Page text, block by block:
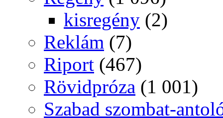
kisregény (2)
Reklám (7)
Riport (467)
Rövidpróza (1 001)
Szabad szombat-